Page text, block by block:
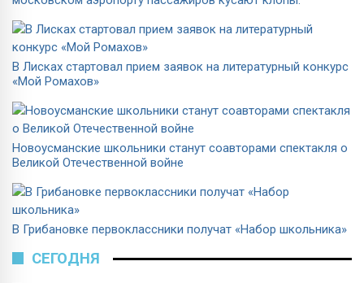
В Лисках стартовал прием заявок на литературный конкурс
«Мой Ромахов»
Новоусманские школьники станут соавторами спектакля о
Великой Отечественной войне
В Грибановке первоклассники получат «Набор школьника»
СЕГОДНЯ